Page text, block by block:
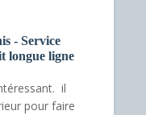
- Service
longue ligne
il
pour faire